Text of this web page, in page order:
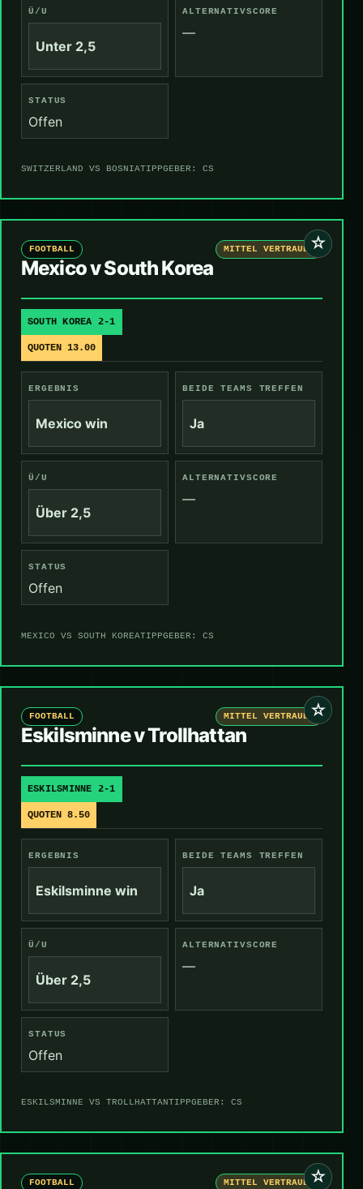
Ü/U
Unter 2,5
ALTERNATIVSCORE
—
STATUS
Offen
SWITZERLAND VS BOSNIATIPPGEBER: CS
☆
FOOTBALL MITTEL VERTRAUEN
Mexico v South Korea
SOUTH KOREA 2-1
QUOTEN 13.00
ERGEBNIS
Mexico win
BEIDE TEAMS TREFFEN
Ja
Ü/U
Über 2,5
ALTERNATIVSCORE
—
STATUS
Offen
MEXICO VS SOUTH KOREATIPPGEBER: CS
☆
FOOTBALL MITTEL VERTRAUEN
Eskilsminne v Trollhattan
ESKILSMINNE 2-1
QUOTEN 8.50
ERGEBNIS
Eskilsminne win
BEIDE TEAMS TREFFEN
Ja
Ü/U
Über 2,5
ALTERNATIVSCORE
—
STATUS
Offen
ESKILSMINNE VS TROLLHATTANTIPPGEBER: CS
☆
FOOTBALL MITTEL VERTRAUEN